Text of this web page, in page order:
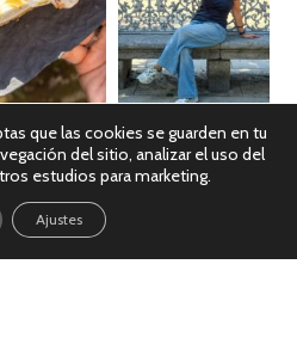
en Instagram
que las cookies se guarden en tu
del sitio, analizar el uso del
estudios para marketing.
Ajustes